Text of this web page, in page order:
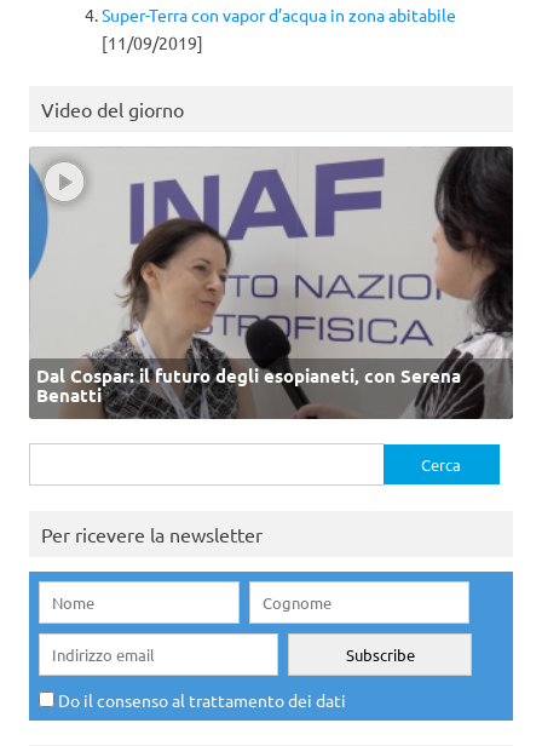
Super-Terra con vapor d’acqua in zona abitabile
[11/09/2019]
Video del giorno
Dal Cospar: il futuro degli esopianeti, con Serena
Benatti
per:
Per ricevere la newsletter
Do il consenso al trattamento dei dati